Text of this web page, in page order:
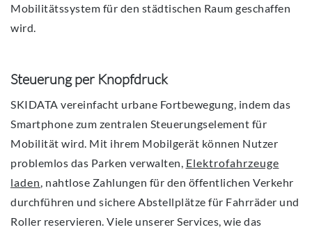
Mobilitätssystem für den städtischen Raum geschaffen
wird.
Steuerung per Knopfdruck
SKIDATA vereinfacht urbane Fortbewegung, indem das
Smartphone zum zentralen Steuerungselement für
Mobilität wird. Mit ihrem Mobilgerät können Nutzer
problemlos das Parken verwalten, Elektrofahrzeuge
laden , nahtlose Zahlungen für den öffentlichen Verkehr
durchführen und sichere Abstellplätze für Fahrräder und
Roller reservieren. Viele unserer Services, wie das